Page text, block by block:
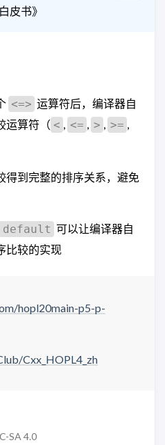
皮书》
<=> 运算符后，编译器自
运算符（ < , <= , > , >= ,
得到完整的排序关系，避免
default 可以让编译器自
比较的实现
hopl20main-p5-p-
Cxx_HOPL4_zh
SA 4.0